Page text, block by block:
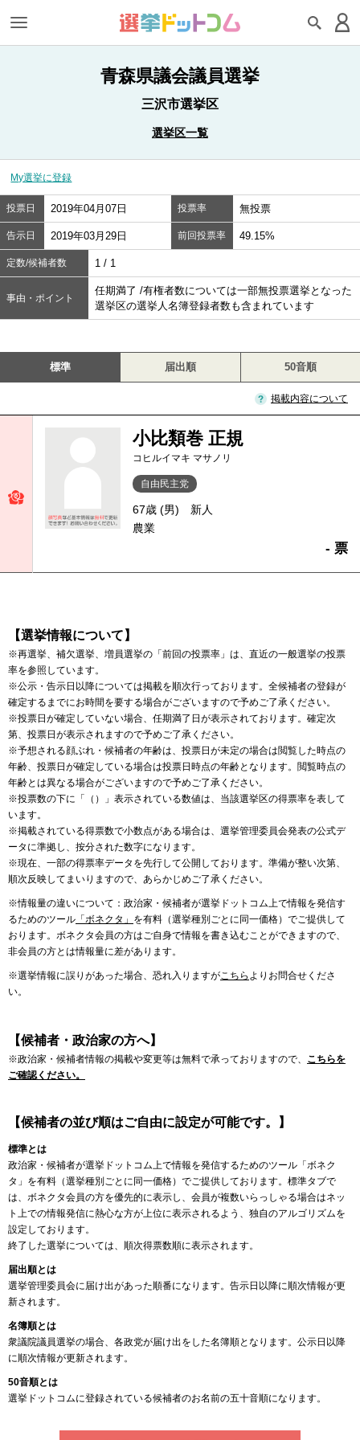
青森県議会議員選挙
三沢市選挙区
選挙区一覧
My選挙に登録
投票日 2019年04月07日 投票率 無投票
告示日 2019年03月29日 前回投票率 49.15%
定数/候補者数 1 / 1
事由・ポイント
任期満了 /有権者数については一部無投票選挙となった
選挙区の選挙人名簿登録者数も含まれています
標準 届出順 50音順
掲載内容について
小比類巻 正規
コヒルイマキ マサノリ
自由民主党
67歳 (男)
新人
農業
- 票
【選挙情報について】
※再選挙、補欠選挙、増員選挙の「前回の投票率」は、直近の一般選挙の投票
率を参照しています。
※公示・告示日以降については掲載を順次行っております。全候補者の登録が
確定するまでにお時間を要する場合がございますので予めご了承ください。
※投票日が確定していない場合、任期満了日が表示されております。確定次
第、投票日が表示されますので予めご了承ください。
※予想される顔ぶれ・候補者の年齢は、投票日が未定の場合は閲覧した時点の
年齢、投票日が確定している場合は投票日時点の年齢となります。閲覧時点の
年齢とは異なる場合がございますので予めご了承ください。
※投票数の下に「（）」表示されている数値は、当該選挙区の得票率を表して
います。
※掲載されている得票数で小数点がある場合は、選挙管理委員会発表の公式デ
ータに準拠し、按分された数字になります。
※現在、一部の得票率データを先行して公開しております。準備が整い次第、
順次反映してまいりますので、あらかじめご了承ください。
※情報量の違いについて：政治家・候補者が選挙ドットコム上で情報を発信す
るためのツール 「ボネクタ」 を有料（選挙種別ごとに同一価格）でご提供して
おります。ボネクタ会員の方はご自身で情報を書き込むことができますので、
非会員の方とは情報量に差があります。
※選挙情報に誤りがあった場合、恐れ入りますがこちら よりお問合せくださ
い。
【候補者・政治家の方へ】
※政治家・候補者情報の掲載や変更等は無料で承っておりますので、 こちらを
ご確認ください。
【候補者の並び順はご自由に設定が可能です。】
標準とは
政治家・候補者が選挙ドットコム上で情報を発信するためのツール「ボネク
タ」を有料（選挙種別ごとに同一価格）でご提供しております。標準タブで
は、ボネクタ会員の方を優先的に表示し、会員が複数いらっしゃる場合はネッ
ト上での情報発信に熱心な方が上位に表示されるよう、独自のアルゴリズムを
設定しております。
終了した選挙については、順次得票数順に表示されます。
届出順とは
選挙管理委員会に届け出があった順番になります。告示日以降に順次情報が更
新されます。
名簿順とは
衆議院議員選挙の場合、各政党が届け出をした名簿順となります。公示日以降
に順次情報が更新されます。
50音順とは
選挙ドットコムに登録されている候補者のお名前の五十音順になります。